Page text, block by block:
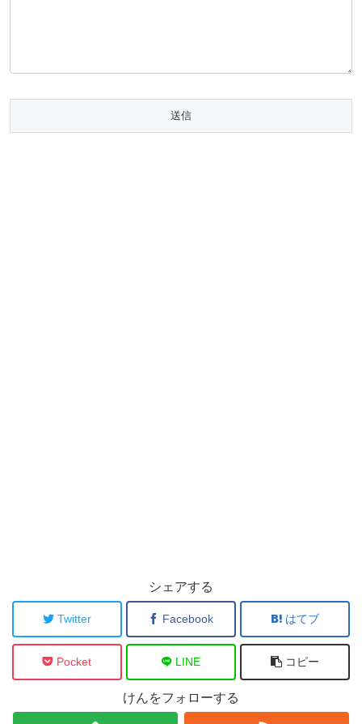
シェアする
Twitter Facebook はてブ
Pocket LINE コピー
けんをフォローする